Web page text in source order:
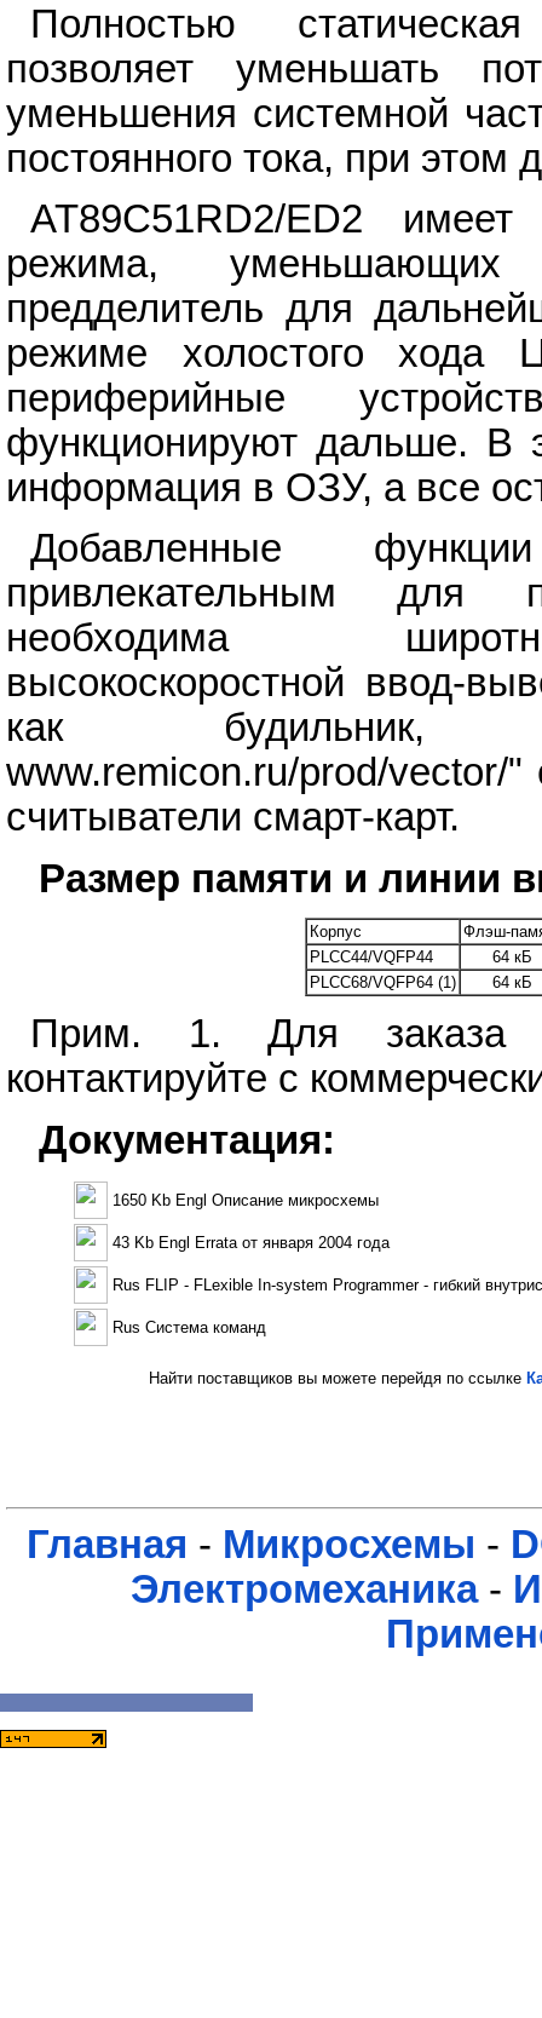
Полностью
позволяет уменьшать
уменьшения системной
постоянного тока, при этом
AT89C51RD2/ED2
режима, уменьшающих
предделитель для
режиме холостого хода
периферийные
функционируют дальше. В
информация в ОЗУ, а все
Добавленные
привлекательным для
необходима
высокоскоростной ввод-
как будильник,
www.remicon.ru/prod/vector/
считыватели смарт-карт.
Размер памяти и линии
Корпус
Флэш-
PLCC44/VQFP44
64 кБ
PLCC68/VQFP64 (1)
64 кБ
Прим. 1. Для заказа
контактируйте с
Документация:
1650 Kb Engl Описание микросхемы
43 Kb Engl Errata от января 2004 года
Rus FLIP - FLexible In-system Programmer - гибкий
Rus Система команд
Найти поставщиков вы можете перейдя по ссылке
Главная - Микросхемы -
Электромеханика-